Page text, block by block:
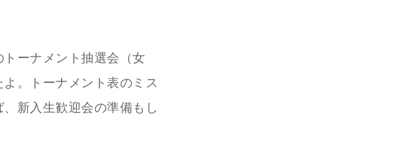
ーナメント抽選会（女
。トーナメント表のミス
新入生歓迎会の準備もし